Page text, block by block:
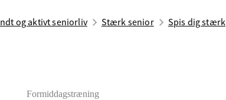
og aktivt seniorliv Stærk senior Spis dig stærk
Formiddagstræning